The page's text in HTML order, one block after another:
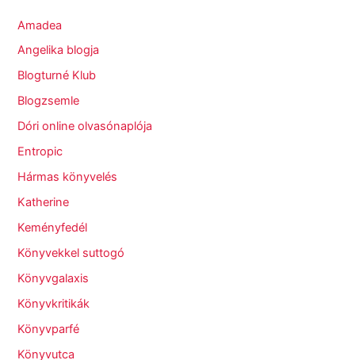
Amadea
Angelika blogja
Blogturné Klub
Blogzsemle
Dóri online olvasónaplója
Entropic
Hármas könyvelés
Katherine
Keményfedél
Könyvekkel suttogó
Könyvgalaxis
Könyvkritikák
Könyvparfé
Könyvutca